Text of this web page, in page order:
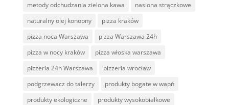
metody odchudzania zielona kawa
nasiona strączkowe
naturalny olej konopny
pizza kraków
pizza nocą Warszawa
pizza Warszawa 24h
pizza w nocy kraków
pizza włoska warszawa
pizzeria 24h Warszawa
pizzeria wrocław
podgrzewacz do talerzy
produkty bogate w wapń
produkty ekologiczne
produkty wysokobiałkowe